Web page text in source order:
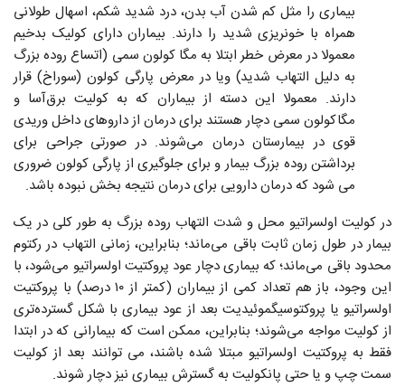
بیماری را مثل کم شدن آب بدن، درد شدید شکم، اسهال طولانی
همراه با خونریزی شدید را دارند. بیماران دارای کولیک بدخیم
معمولا در معرض خطر ابتلا به مگا کولون سمی (اتساع روده بزرگ
به دلیل التهاب شدید) ویا در معرض پارگی کولون (سوراخ) قرار
دارند. معمولا این دسته از بیماران که به کولیت برق‌آسا و
مگاکولون سمی دچار هستند برای درمان از داروهای داخل وریدی
قوی در بیمارستان درمان می‌شوند. در صورتی جراحی برای
برداشتن روده بزرگ بیمار و برای جلوگیری از پارگی کولون ضروری
می شود که درمان دارویی برای درمان نتیجه بخش نبوده باشد.
در کولیت اولسراتیو محل و شدت التهاب روده بزرگ به طور کلی در یک
بیمار در طول زمان ثابت باقی می‌ماند؛ بنابراین، زمانی التهاب در رکتوم
محدود باقی می‌ماند؛ که بیماری دچار عود پروکتیت اولسراتیو می‌شود، با
این وجود، باز هم تعداد کمی از بیماران (کمتر از ۱۰ درصد) با پروکتیت
اولسراتیو یا پروكتوسيگموئيديت بعد از عود بیماری با شکل گسترده‌تری
از کولیت مواجه می‌شوند؛ بنابراین، ممکن است که بیمارانی که در ابتدا
فقط به پروکتیت اولسراتیو مبتلا شده باشند، می توانند بعد از کولیت
سمت چپ و یا حتی پانکولیت به گسترش بیماری نیز دچار شوند.